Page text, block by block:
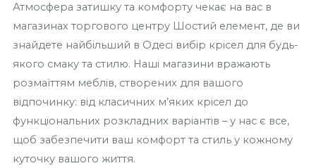
Атмосфера затишку та комфорту чекає на вас в
магазинах торгового центру Шостий елемент, де ви
знайдете найбільший в Одесі вибір крісел для будь-
якого смаку та стилю. Наші магазини вражають
розмаїттям меблів, створених для вашого
відпочинку: від класичних м’яких крісел до
функціональних розкладних варіантів – у нас є все,
щоб забезпечити ваш комфорт та стиль у кожному
куточку вашого життя.